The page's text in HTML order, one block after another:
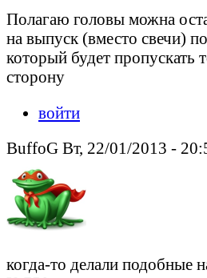
Полагаю головы можна
на выпуск (вместо свечи)
который будет пропускать
сторону
войти
BuffoG Вт, 22/01/2013 -
когда-то делали подобные